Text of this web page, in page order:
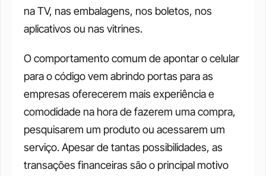
na TV, nas embalagens, nos boletos, nos
aplicativos ou nas vitrines.
O comportamento comum de apontar o celular
para o código vem abrindo portas para as
empresas oferecerem mais experiência e
comodidade na hora de fazerem uma compra,
pesquisarem um produto ou acessarem um
serviço. Apesar de tantas possibilidades, as
transações financeiras são o principal motivo